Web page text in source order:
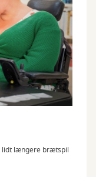
lidt længere brætspil